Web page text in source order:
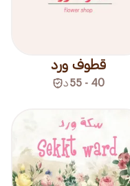
قطوف ورد
40 - 55 د